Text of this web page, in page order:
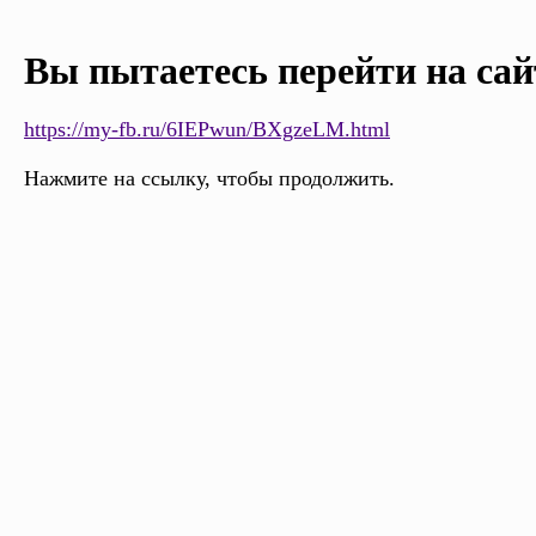
Вы пытаетесь перейти на
https://my-fb.ru/6IEPwun/BXgzeLM.html
Нажмите на ссылку, чтобы продолжить.